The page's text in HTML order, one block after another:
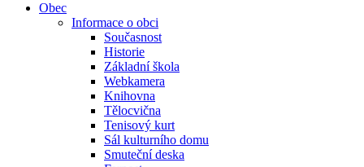
Obec
Informace o obci
Současnost
Historie
Základní škola
Webkamera
Knihovna
Tělocvična
Tenisový kurt
Sál kulturního domu
Smuteční deska